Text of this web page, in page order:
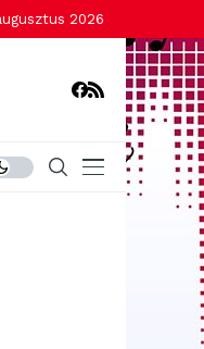
2026